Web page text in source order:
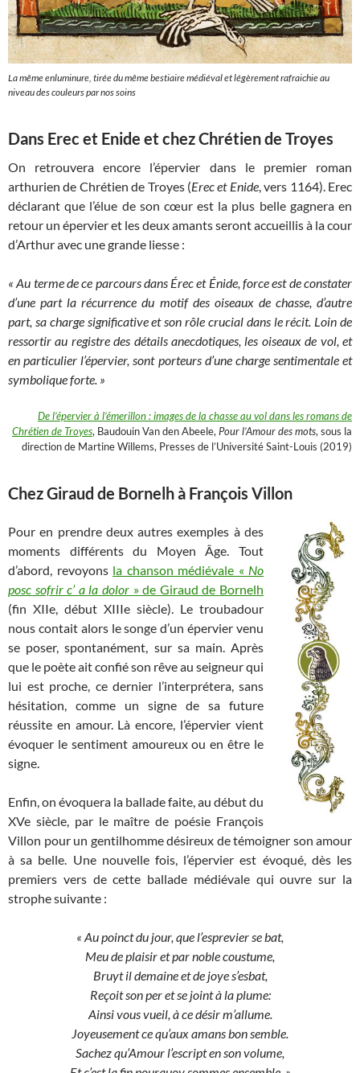
La même enluminure, tirée du même bestiaire médiéval et légèrement rafraichie au
niveau des couleurs par nos soins
Dans Erec et Enide et chez Chrétien de Troyes
On retrouvera encore l’épervier dans le premier roman
arthurien de Chrétien de Troyes (Erec et Enide, vers 1164). Erec
déclarant que l’élue de son cœur est la plus belle gagnera en
retour un épervier et les deux amants seront accueillis à la cour
d’Arthur avec une grande liesse :
« Au terme de ce parcours dans Érec et Énide, force est de constater
d’une part la récurrence du motif des oiseaux de chasse, d’autre
part, sa charge significative et son rôle crucial dans le récit. Loin de
ressortir au registre des détails anecdotiques, les oiseaux de vol, et
en particulier l’épervier, sont porteurs d’une charge sentimentale et
symbolique forte. »
De l’épervier à l’émerillon : images de la chasse au vol dans les romans de
Chrétien de Troyes, Baudouin Van den Abeele,Pour l’Amour des mots, sous la
direction de Martine Willems, Presses de l’Université Saint-Louis (2019)
Chez Giraud de Bornelh à François Villon
Pour en prendre deux autres exemples à des
moments différents du Moyen Âge. Tout
d’abord, revoyons la chanson médiévale « No
posc sofrir c’ a la dolor » de Giraud de Bornelh
(fin XIIe, début XIIIe siècle). Le troubadour
nous contait alors le songe d’un épervier venu
se poser, spontanément, sur sa main. Après
que le poète ait confié son rêve au seigneur qui
lui est proche, ce dernier l’interprétera, sans
hésitation, comme un signe de sa future
réussite en amour. Là encore, l’épervier vient
évoquer le sentiment amoureux ou en être le
signe.
Enfin, on évoquera la ballade faite, au début du
XVe siècle, par le maître de poésie François
Villon pour un gentilhomme désireux de témoigner son amour
à sa belle. Une nouvelle fois, l’épervier est évoqué, dès les
premiers vers de cette ballade médiévale qui ouvre sur la
strophe suivante :
« Au poinct du jour, que l’esprevier se bat,
Meu de plaisir et par noble coustume,
Bruyt il demaine et de joye s’esbat,
Reçoit son per et se joint à la plume:
Ainsi vous vueil, à ce désir m’allume.
Joyeusement ce qu’aux amans bon semble.
Sachez qu’Amour l’escript en son volume,